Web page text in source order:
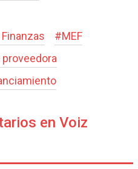
#MEF
en Voiz